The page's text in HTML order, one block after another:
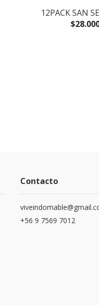
12PACK SAN
Contacto
+56 9 7569 7012